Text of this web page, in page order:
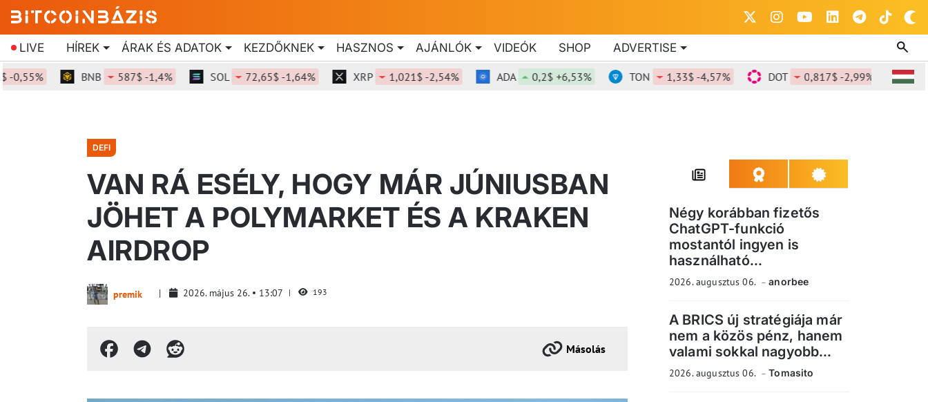
LIVE HÍREK ÁRAK ÉS ADATOK KEZDŐKNEK HASZNOS AJÁNLÓK VIDEÓK SHOP ADVERTISE
BNB 587$ -1,4% SOL 72,65$ -1,64% XRP 1,021$ -2,54% ADA 0,2$ +6,53% TON 1,33$ -4,57% DOT 0,817$ -2,99% DOGE
DEFI
VAN RÁ ESÉLY, HOGY MÁR JÚNIUSBAN
JÖHET A POLYMARKET ÉS A KRAKEN
AIRDROP
premik 2026. május 26. 13:07 193
Másolás
Négy korábban fizetős
ChatGPT-funkció
mostantól ingyen is
használható...
2026. augusztus 06. anorbee
A BRICS új stratégiája már
nem a közös pénz, hanem
valami sokkal nagyobb...
2026. augusztus 06. Tomasito